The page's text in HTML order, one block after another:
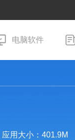
电脑软件
应用大小：401.9M